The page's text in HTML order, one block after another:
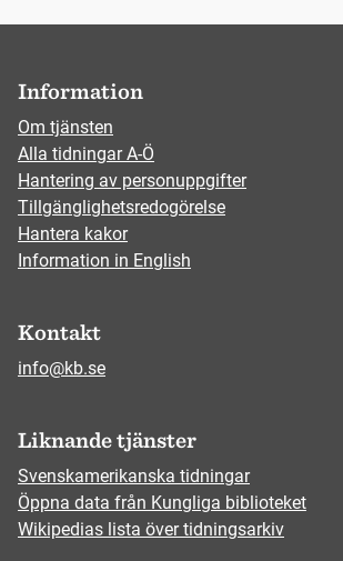
Information
Om tjänsten
Alla tidningar A-Ö
Hantering av personuppgifter
Tillgänglighetsredogörelse
Hantera kakor
Information in English
Kontakt
info@kb.se
Liknande tjänster
Svenskamerikanska tidningar
Öppna data från Kungliga biblioteket
Wikipedias lista över tidningsarkiv